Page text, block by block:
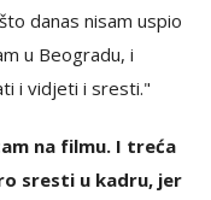
danas nisam uspio
u Beogradu, i
i vidjeti i sresti."
na filmu. I treća
sresti u kadru, jer